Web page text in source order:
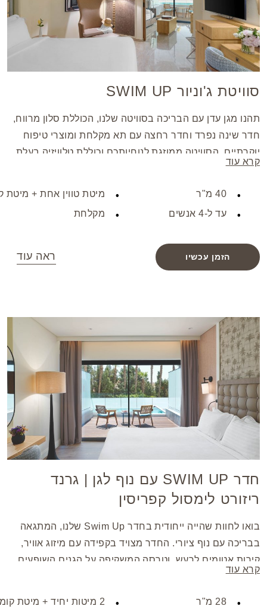
סוויטת ג'וניור SWIM UP
תהנו מגן עדן עם הבריכה בסוויטה שלנו, הכוללת סלון מרווח,
חדר שינה נפרד וחדר רחצה עם תא מקלחת ומוצרי טיפוח
יוקרתיים. הסוויטה ממוזגת לנוחיותכם וכוללת טלוויזיה בעלת
מסך שטוח, מיני בר ואמצעים להכנת תה/קפה, הכול עטוף
קרא עוד
40 מ"ר
עד ל-4 אנשים
מיטת טווין אחת + מיטת
מקלחת
הזמן עכשיו ראה עוד
חדר SWIM UP עם נוף לגן | גרנד
ריזורט לימסול קפריסין
בואו לחוות שהייה ייחודית בחדר Swim Up שלנו, המתגאה
בבריכה עם נוף ציורי. החדר מצויד בקפידה עם מיזוג אוויר,
קירות אטומים לרעש, וטרסה המשקיפה על הגנים השופעים.
כמו כן, החדר כולל חדר רחצה פרטי המצויד בתא מקלחת
קרא עוד
28 מ"ר
2 מיטות יחיד + מיטת קומות